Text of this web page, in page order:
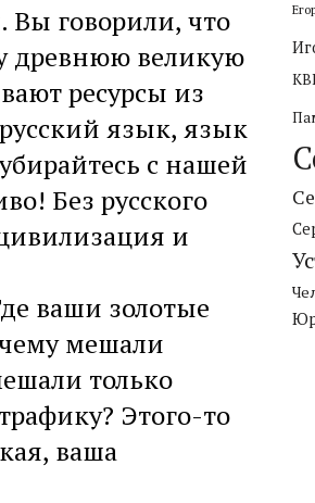
Вы говорили, что
древнюю великую
ресурсы из
язык, язык
с нашей
Без русского
и
ваши золотые
чему мешали
только
Этого-то
ваша